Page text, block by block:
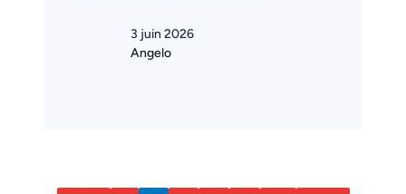
3 juin 2026
Angelo